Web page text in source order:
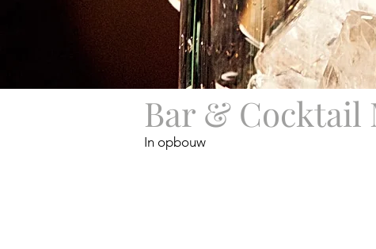
Bar & Cocktail
In opbouw